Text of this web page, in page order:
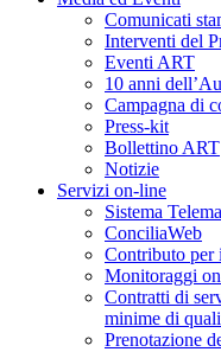
Comunicati
Interventi del
Eventi ART
10 anni
Campagna di
Press-kit
Bollettino ART
Notizie
Servizi on-line
Sistema
ConciliaWeb
Contributo per
Monitoraggi
Contratti di
minime di
Prenotazione